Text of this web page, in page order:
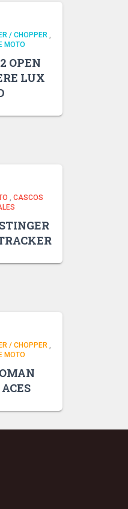
/ CHOPPER
MOTO
OPEN
LUX
CASCOS
/ CHOPPER
MOTO